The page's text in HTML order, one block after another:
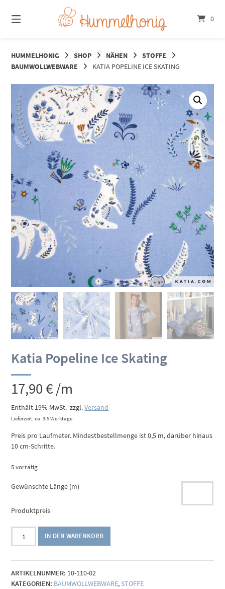
zum
Inhalt
0
HUMMELHONIG SHOP NÄHEN
STOFFE
BAUMWOLLWEBWARE
KATIA POPELINE ICE SKATING
Katia Popeline Ice Skating
17,90€/m
Enthält 19% MwSt. zzgl.Versand
Lieferzeit: ca. 3-5 Werktage
Preis pro Laufmeter. Mindestbestellmenge ist 0,5 m, darüber hinaus
10 cm-Schritte.
5 vorrätig
Gewünschte Länge (m)
Produktpreis
Katia
Popeline
Skating
Menge
IN DEN WARENKORB
ARTIKELNUMMER: 10-110-02
KATEGORIEN: BAUMWOLLWEBWARE, STOFFE